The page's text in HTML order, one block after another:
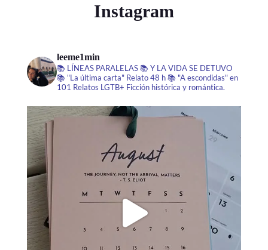
Instagram
leeme1min
📚 LÍNEAS PARALELAS📚 Y LA VIDA SE DETUVO
📚 "La última carta" Relato 48 h📚 "A escondidas" en
101 Relatos LGTB+ Ficción histórica y romántica.